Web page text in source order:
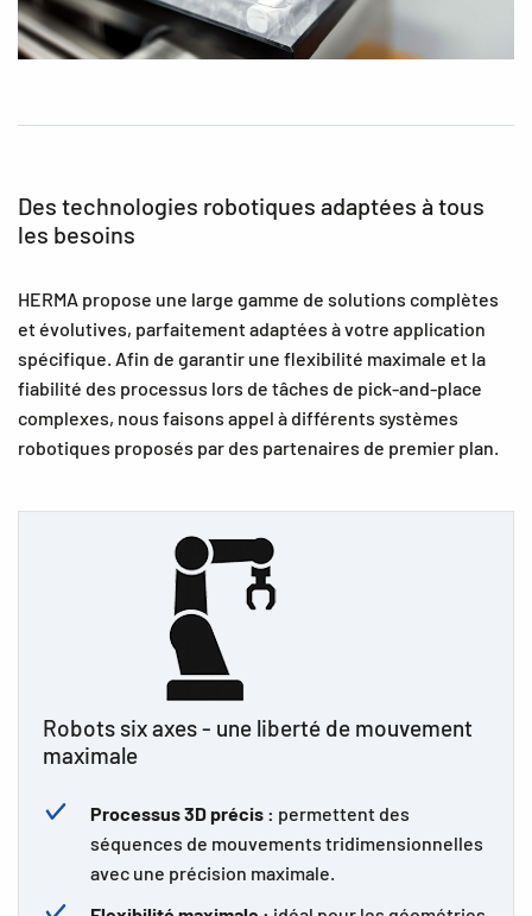
Des technologies robotiques adaptées à tous
les besoins
HERMA propose une large gamme de solutions complètes
et évolutives, parfaitement adaptées à votre application
spécifique. Afin de garantir une flexibilité maximale et la
fiabilité des processus lors de tâches de pick-and-place
complexes, nous faisons appel à différents systèmes
robotiques proposés par des partenaires de premier plan.
Robots six axes - une liberté de mouvement
maximale
Processus 3D précis : permettent des
séquences de mouvements tridimensionnelles
avec une précision maximale.